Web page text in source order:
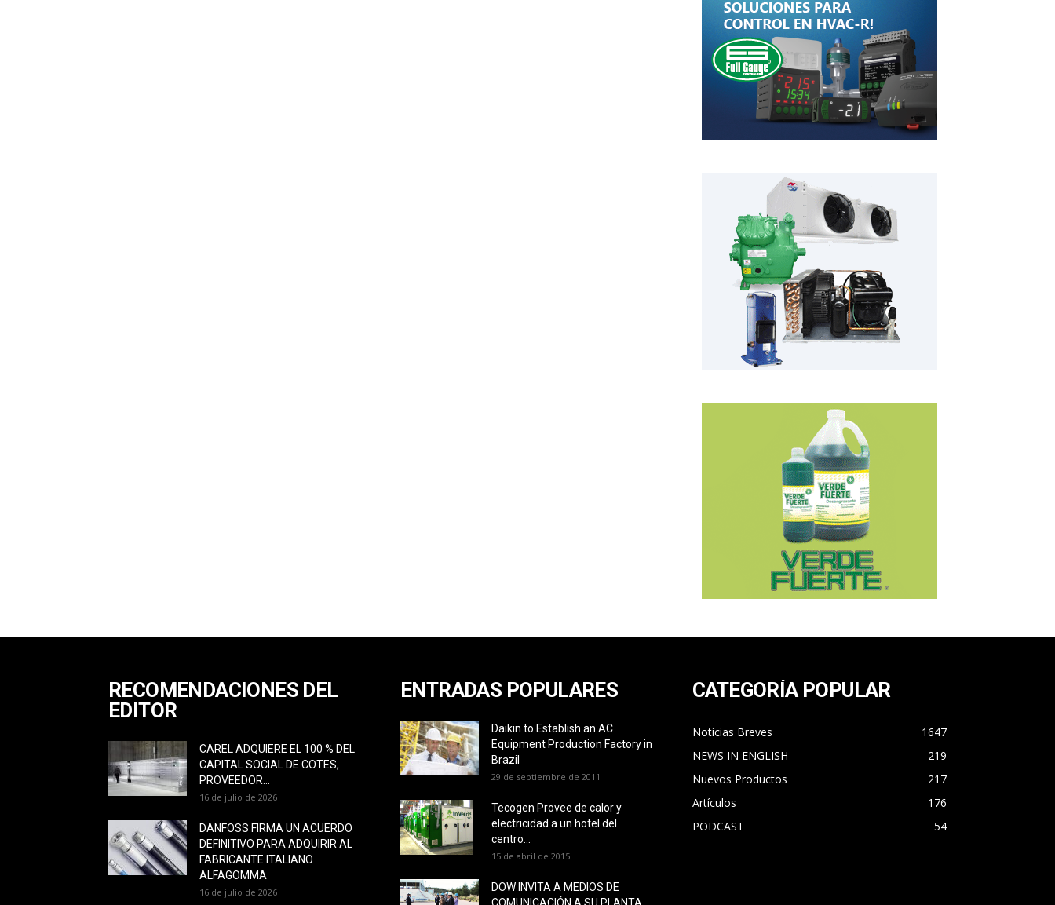
RECOMENDACIONES DEL
EDITOR
CAREL ADQUIERE EL 100 % DEL
CAPITAL SOCIAL DE COTES,
PROVEEDOR...
16 de julio de 2026
DANFOSS FIRMA UN ACUERDO
DEFINITIVO PARA ADQUIRIR AL
FABRICANTE ITALIANO
ALFAGOMMA
16 de julio de 2026
ENTRADAS POPULARES
Daikin to Establish an AC
Equipment Production Factory in
Brazil
29 de septiembre de 2011
Tecogen Provee de calor y
electricidad a un hotel del
centro...
15 de abril de 2015
DOW INVITA A MEDIOS DE
CATEGORÍA POPULAR
Noticias Breves
1647
NEWS IN ENGLISH
219
Nuevos Productos
217
Artículos
176
PODCAST
54